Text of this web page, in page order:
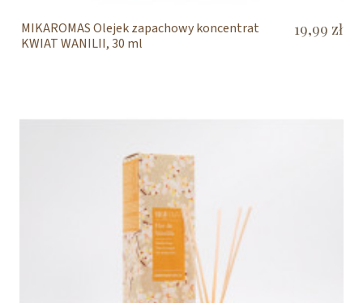
MIKAROMAS Olejek zapachowy koncentrat
KWIAT WANILII, 30 ml
19,99 zł